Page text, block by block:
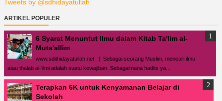
Tweets by @sdhidayatullah
ARTIKEL POPULER
6 Syarat Menuntut Ilmu dalam Kitab Ta'lim al-
Muta'allim
www.sdithidayatullah.net | Sebagai seorang Muslim, mencari ilmu
atau thalab al-’ilmi adalah suatu kewajiban. Sebagaimana hadits ya...
Terapkan 6K untuk Kenyamanan Belajar di
Sekolah